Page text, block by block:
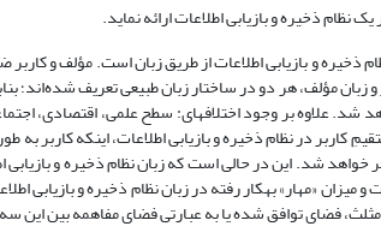
نظام ذخیره و بازیابی اطلاعات ارائه نماید.
ذخیره و بازیابی اطلاعات از طریق زبان است. مؤلف و
زبان مؤلف، هر دو در ساختار زبان طبیعی تعریف شده‌اند؛
شد. علاوه بر وجود اختلافهای: سطح علمی، اقتصادی،
در نظام ذخیره و بازیابی اطلاعات، اینکه کاربر به
خواهد شد. این در حالی است که زبان نظام ذخیره و بازیابی
«مهار» به­کار رفته در زبان نظام ذخیره و بازیابی
فضای توافق شده یا به عبارتی فضای مفاهمه بین این